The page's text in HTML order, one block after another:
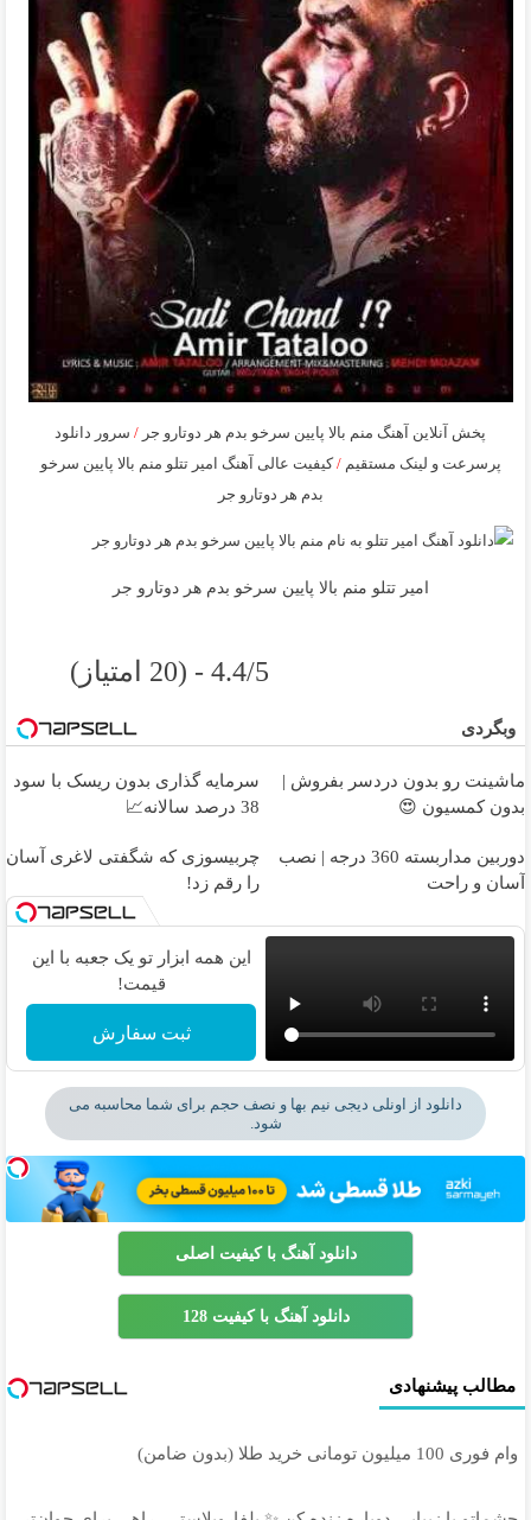
پخش آنلاین آهنگ منم بالا پایین سرخو بدم هر دوتارو جر /سرور دانلود
پرسرعت و لینک مستقیم/کیفیت عالی آهنگ امیر تتلو منم بالا پایین سرخو
بدم هر دوتارو جر
امیر تتلو منم بالا پایین سرخو بدم هر دوتارو جر
4.4/5 - (20 امتیاز)
وبگردی
ماشینت رو بدون دردسر بفروش |
بدون کمسیون 😍
سرمایه گذاری بدون ریسک با سود
38 درصد سالانه📈
دوربین مداربسته 360 درجه | نصب
آسان و راحت
چربیسوزی که شگفتی لاغری آسان
را رقم زد!
این همه ابزار تو یک جعبه با این
قیمت!
ثبت سفارش
دانلود از اونلی دیجی نیم بها و نصف حجم برای شما محاسبه می
شود.
دانلود آهنگ با کیفیت اصلی
دانلود آهنگ با کیفیت 128
مطالب پیشنهادی
وام فوری 100 میلیون تومانی خرید طلا (بدون ضامن)